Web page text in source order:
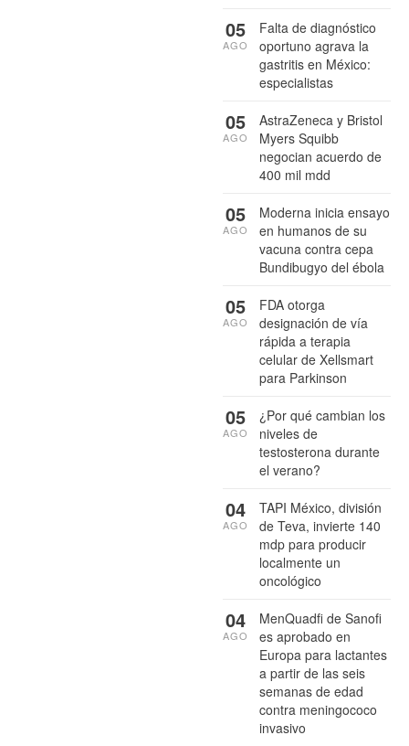
Falta de diagnóstico
oportuno agrava la
gastritis en México:
especialistas
05
AGO
AstraZeneca y Bristol
Myers Squibb
negocian acuerdo de
400 mil mdd
05
AGO
Moderna inicia ensayo
en humanos de su
vacuna contra cepa
Bundibugyo del ébola
05
AGO
FDA otorga
designación de vía
rápida a terapia
celular de Xellsmart
para Parkinson
05
AGO
¿Por qué cambian los
niveles de
testosterona durante
el verano?
05
AGO
TAPI México, división
de Teva, invierte 140
mdp para producir
localmente un
oncológico
04
AGO
MenQuadfi de Sanofi
es aprobado en
Europa para lactantes
a partir de las seis
semanas de edad
contra meningococo
invasivo
04
AGO